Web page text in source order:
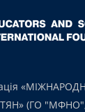
(ГО "МФНО",